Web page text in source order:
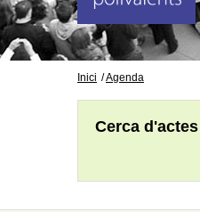
Inici Agenda
Cerca d'actes